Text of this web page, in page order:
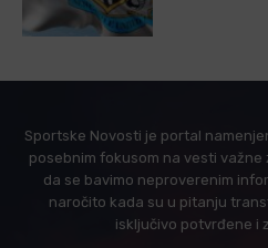
Sportske Novosti je portal
posebnim fokusom na vesti važne
da se bavimo neproverenim
naročito kada su u pitanju
isključivo potvrđene i